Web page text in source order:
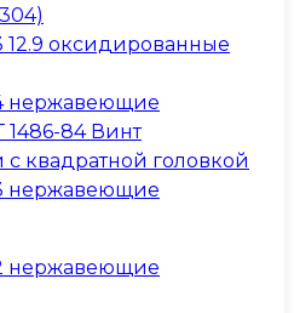
12.9 оксидированные
нержавеющие
1486-84 Винт
с квадратной головкой
нержавеющие
нержавеющие